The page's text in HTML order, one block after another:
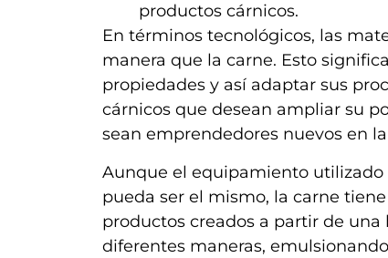
productos cárnicos.
En términos tecnológicos, las
manera que la carne. Esto
propiedades y así adaptar sus
cárnicos que desean ampliar su
sean emprendedores nuevos en
Aunque el equipamiento
pueda ser el mismo, la carne
productos creados a partir de una
diferentes maneras,